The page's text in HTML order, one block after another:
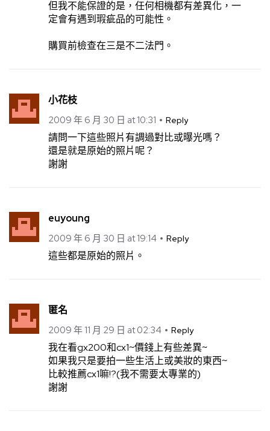
但我不能保證的是，任何相機都有差異化，一
定會有遇到瑕疵品的可能性。
購買前檢查在三是不二法門。
小花枝
2009 年 6 月 30 日 at 10:31 Reply
請問一下這些照片有調過對比或曝光嗎？
還是就是原始的照片呢？
謝謝
euyoung
2009 年 6 月 30 日 at 19:14 Reply
這些都是原始的照片。
匿名
2009 年 11 月 29 日 at 02:34 Reply
我在看gx200和cx1~價錢上有些差異~
如果我只是要拍一些生活上或美妝的東西~
比較推薦cx1嘛!?(我不需要太專業的)
謝謝